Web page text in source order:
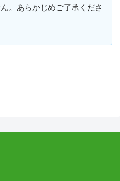
。あらかじめご了承くださ